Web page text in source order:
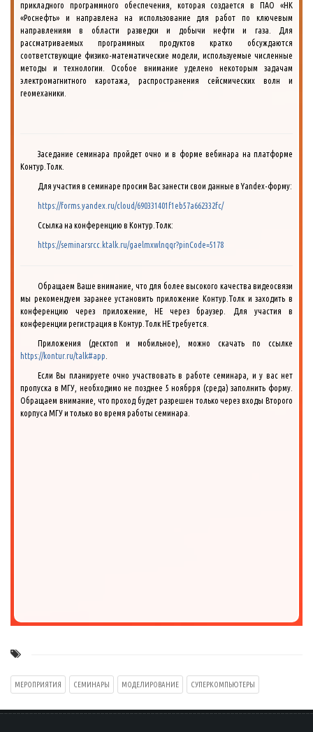
прикладного программного обеспечения, которая создается в ПАО «НК
«Роснефть» и направлена на использование для работ по ключевым
направлениям в области разведки и добычи нефти и газа. Для
рассматриваемых программных продуктов кратко обсуждаются
соответствующие физико-математические модели, используемые численные
методы и технологии. Особое внимание уделено некоторым задачам
электромагнитного каротажа, распространения сейсмических волн и
геомеханики.
Заседание семинара пройдет очно и в форме вебинара на платформе
Контур.Толк.
Для участия в семинаре просим Вас занести свои данные в Yandex-форму:
https://forms.yandex.ru/cloud/690331401f1eb57a662332fc/
Ссылка на конференцию в Контур.Толк:
https://seminarsrcc.ktalk.ru/gaelmxwlnqqr?pinCode=5178
Обращаем Ваше внимание, что для более высокого качества видеосвязи
мы рекомендуем заранее установить приложение Контур.Толк и заходить в
конференцию через приложение, НЕ через браузер. Для участия в
конференции регистрация в Контур.Толк НЕ требуется.
Приложения (десктоп и мобильное), можно скачать по ссылке
https://kontur.ru/talk#app
Если Вы планируете очно участвовать в работе семинара, и у вас нет
пропуска в МГУ, необходимо не позднее 5 ноябрря (среда) заполнить форму.
Обращаем внимание, что проход будет разрешен только через входы Второго
корпуса МГУ и только во время работы семинара.
МЕРОПРИЯТИЯ СЕМИНАРЫ МОДЕЛИРОВАНИЕ СУПЕРКОМПЬЮТЕРЫ